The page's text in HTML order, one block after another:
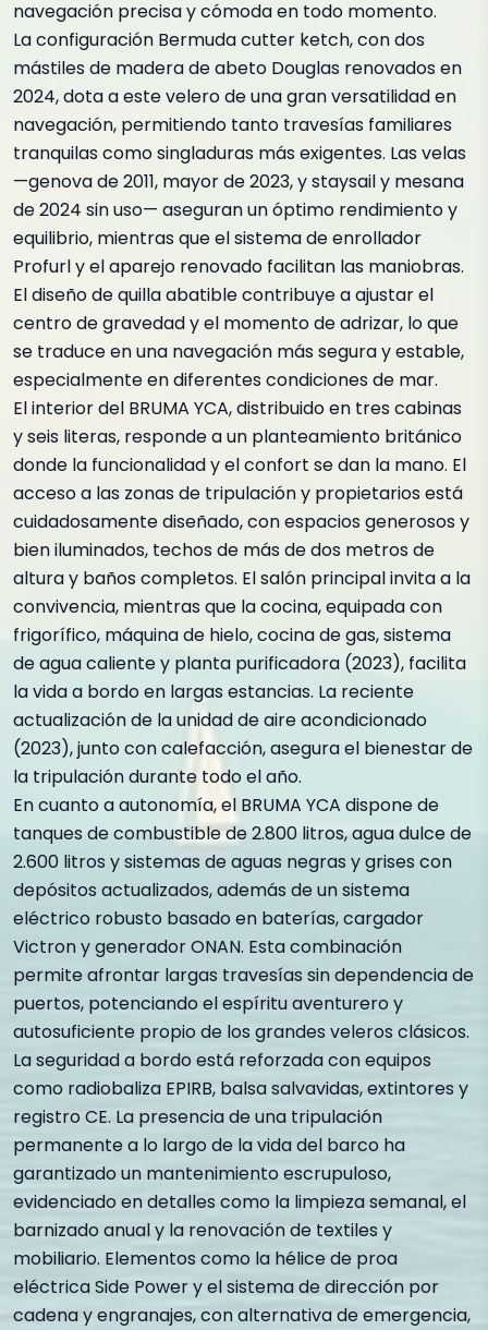
navegación precisa y cómoda en todo momento.
La configuración Bermuda cutter ketch, con dos
mástiles de madera de abeto Douglas renovados en
2024, dota a este velero de una gran versatilidad en
navegación, permitiendo tanto travesías familiares
tranquilas como singladuras más exigentes. Las velas
—genova de 2011, mayor de 2023, y staysail y mesana
de 2024 sin uso— aseguran un óptimo rendimiento y
equilibrio, mientras que el sistema de enrollador
Profurl y el aparejo renovado facilitan las maniobras.
El diseño de quilla abatible contribuye a ajustar el
centro de gravedad y el momento de adrizar, lo que
se traduce en una navegación más segura y estable,
especialmente en diferentes condiciones de mar.
El interior del BRUMA YCA, distribuido en tres cabinas
y seis literas, responde a un planteamiento británico
donde la funcionalidad y el confort se dan la mano. El
acceso a las zonas de tripulación y propietarios está
cuidadosamente diseñado, con espacios generosos y
bien iluminados, techos de más de dos metros de
altura y baños completos. El salón principal invita a la
convivencia, mientras que la cocina, equipada con
frigorífico, máquina de hielo, cocina de gas, sistema
de agua caliente y planta purificadora (2023), facilita
la vida a bordo en largas estancias. La reciente
actualización de la unidad de aire acondicionado
(2023), junto con calefacción, asegura el bienestar de
la tripulación durante todo el año.
En cuanto a autonomía, el BRUMA YCA dispone de
tanques de combustible de 2.800 litros, agua dulce de
2.600 litros y sistemas de aguas negras y grises con
depósitos actualizados, además de un sistema
eléctrico robusto basado en baterías, cargador
Victron y generador ONAN. Esta combinación
permite afrontar largas travesías sin dependencia de
puertos, potenciando el espíritu aventurero y
autosuficiente propio de los grandes veleros clásicos.
La seguridad a bordo está reforzada con equipos
como radiobaliza EPIRB, balsa salvavidas, extintores y
registro CE. La presencia de una tripulación
permanente a lo largo de la vida del barco ha
garantizado un mantenimiento escrupuloso,
evidenciado en detalles como la limpieza semanal, el
barnizado anual y la renovación de textiles y
mobiliario. Elementos como la hélice de proa
eléctrica Side Power y el sistema de dirección por
cadena y engranajes, con alternativa de emergencia,